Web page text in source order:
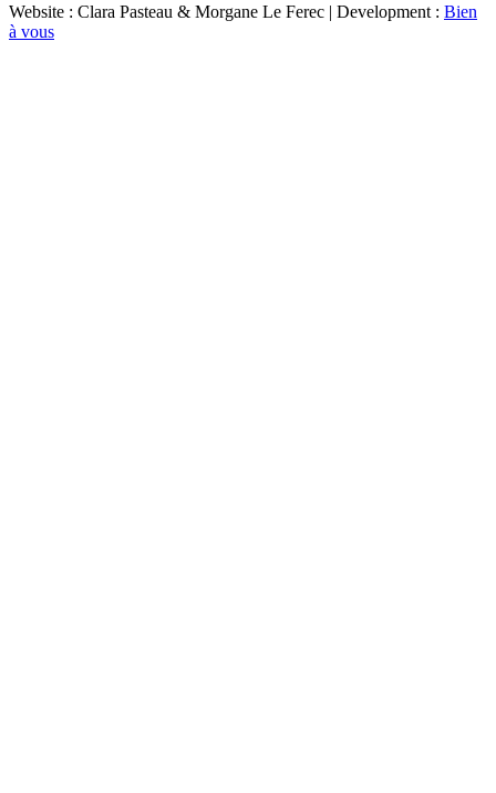
Website : Clara Pasteau & Morgane Le Ferec | Development : Bien
à vous